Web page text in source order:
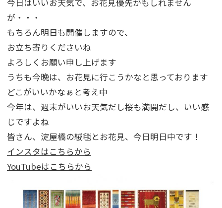
が・・・
もちろん明日も開催しますので、
お立ち寄りくださいね
よろしくお願い申し上げます
うちも今晩は、お花見に行こうかなと思っております
どこがいいかなぁと考え中
今年は、週末がいいお天気だし桜も満開だし、いい感
じですよね
皆さん、淀屋橋の絨毯とお花見、今日明日中です！
インスタはこちらから
YouTubeはこちらから